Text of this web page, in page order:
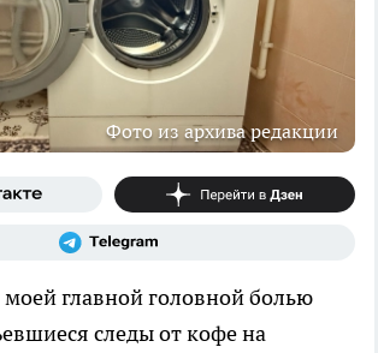
Фото из архива редакции
главной головной болью
следы от кофе на